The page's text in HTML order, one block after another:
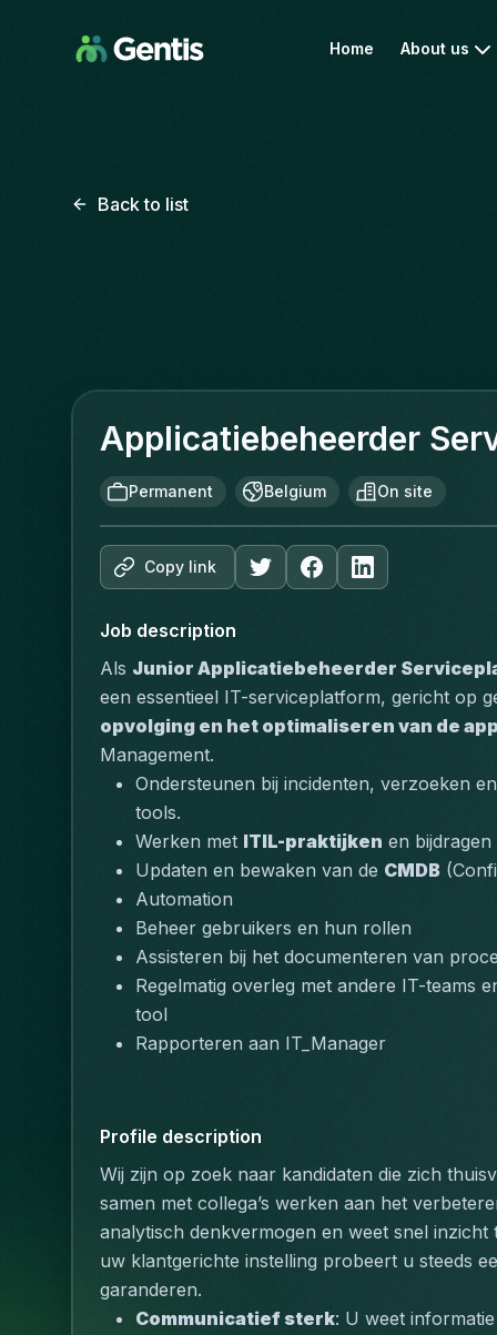
Home About us
Back to list
Applicatiebeheerder
Permanent Belgium On site
Copy link
Job description
Als Junior Applicatiebeheerder
een essentieel IT-serviceplatform, gericht op
opvolging en het optimaliseren van de
Management.
Ondersteunen bij incidenten, verzoeken
tools.
Werken met ITIL-praktijken en
Updaten en bewaken van de CMDB
Automation
Beheer gebruikers en hun rollen
Assisteren bij het documenteren van
Regelmatig overleg met andere IT-teams
tool
Rapporteren aan IT_Manager
Profile description
Wij zijn op zoek naar kandidaten die zich
samen met collega’s werken aan het
analytisch denkvermogen en weet snel
uw klantgerichte instelling probeert u steeds
garanderen.
Communicatief sterk: U weet